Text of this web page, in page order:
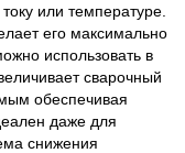
или температуре.
его максимально
использовать в
сварочный
обеспечивая
даже для
снижения